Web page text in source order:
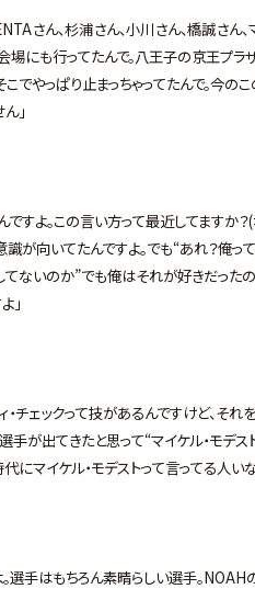
さん、杉浦さん、小川さん、橋誠さん、
にも行ってたんで。八王子の京王プラ
でやっぱり止まっちゃってたんで。今
」
すよ。この言い方って最近してますか
向いてたんですよ。でも“あれ？俺っ
いのか”でも俺はそれが好きだったの
」
チェックって技があるんですけど、そ
が出てきたと思って“マイケル・モデス
マイケル・モデストって言ってる人いな
選手はもちろん素晴らしい選手。